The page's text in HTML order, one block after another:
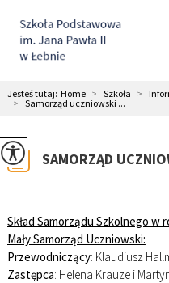
Jesteś tutaj: Home > Szkoła >
> Samorząd uczniowski ...
SAMORZĄD
Skład Samorządu Szkolnego w
Mały Samorząd Uczniowski:
Przewodniczący: Klaudiusz
Zastępca: Helena Krauze i